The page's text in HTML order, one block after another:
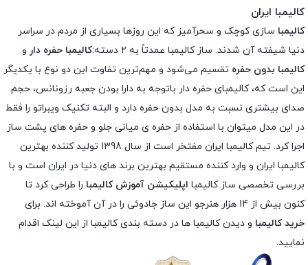
کالیمبا ایران
کالیمبا سازی کوچک و سحرآمیز که این روزها بسیاری از مردم در سراسر
دنیا شیفته آن شدند. ساز کالیمبا عمدتاً به ۲ دسته:
کالیمبا حفره دار و
کالیمبا بدون حفره تقسیم می‌شود و مهم‌ترین تفاوت این دو نوع با یکدیگر
این است که، کالیمبای حفره دار باتوجه به دارا بودن جعبه رزونانس، حجم
صدای بیشتری نسبت به مدل بدون حفره دارد و البته تکنیک ویبراتو را فقط
در این مدل میتوان با استفاده از حفره ی میانی جلو و حفره های پشت ساز
اجرا کرد. تیم کالیمبا ایران مفتخر است از سال 1398 تولید کننده بهترین
کالیمبا ایران و وارد کننده مستقیم بهترین برند های دنیا در ایران است و با
بررسی تخصصی ساز کالیمبا اپلیکیشن آموزش کالیمبا را طراحی کرد تا
کنون بیش از 14 هزار هنرجو این ساز جادوئی را در آن آموخته اند. برای
خرید کالیمبا و دیدن کالیمبا ها در دسته بندی کالیمبا از این لینک اقدام
نمایید.